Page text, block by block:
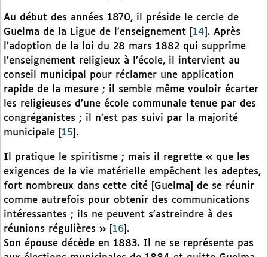
Au début des années 1870, il préside le cercle de
Guelma de la Ligue de l’enseignement
14 . Après
l’adoption de la loi du 28 mars 1882 qui supprime
l’enseignement religieux à l’école, il intervient au
conseil municipal pour réclamer une application
rapide de la mesure ; il semble même vouloir écarter
les religieuses d’une école communale tenue par des
congréganistes ; il n’est pas suivi par la majorité
municipale
15 .
Il pratique le spiritisme ; mais il regrette « que les
exigences de la vie matérielle empêchent les adeptes,
fort nombreux dans cette cité [Guelma] de se réunir
comme autrefois pour obtenir des communications
intéressantes ; ils ne peuvent s’astreindre à des
réunions régulières »
16 .
Son épouse décède en 1883. Il ne se représente pas